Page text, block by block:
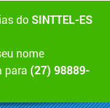
doSINTTEL-ES
nome
para (27) 98889-